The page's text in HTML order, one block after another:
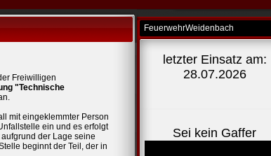
Freiwilligen
"Technische
mit eingeklemmter Person
ein und es erfolgt
der Lage seine
beginnt der Teil, der in
FeuerwehrWeidenbach
letzter Einsatz am:
28.07.2026
Sei kein Gaffer